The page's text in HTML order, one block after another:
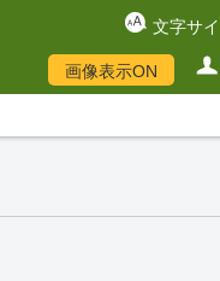
文字サ
画像表示ON